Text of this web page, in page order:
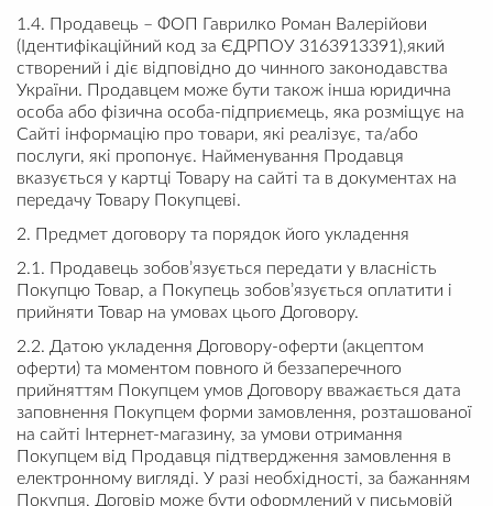
1.4. Продавець – ФОП Гаврилко Роман Валерійови
(Ідентифікаційний код за ЄДРПОУ 3163913391),який
створений і діє відповідно до чинного законодавства
України. Продавцем може бути також інша юридична
особа або фізична особа-підприємець, яка розміщує на
Сайті інформацію про товари, які реалізує, та/або
послуги, які пропонує. Найменування Продавця
вказується у картці Товару на сайті та в документах на
передачу Товару Покупцеві.
2. Предмет договору та порядок його укладення
2.1. Продавець зобов’язується передати у власність
Покупцю Товар, а Покупець зобов’язується оплатити і
прийняти Товар на умовах цього Договору.
2.2. Датою укладення Договору-оферти (акцептом
оферти) та моментом повного й беззаперечного
прийняттям Покупцем умов Договору вважається дата
заповнення Покупцем форми замовлення, розташованої
на сайті Інтернет-магазину, за умови отримання
Покупцем від Продавця підтвердження замовлення в
електронному вигляді. У разі необхідності, за бажанням
Покупця, Договір може бути оформлений у письмовій